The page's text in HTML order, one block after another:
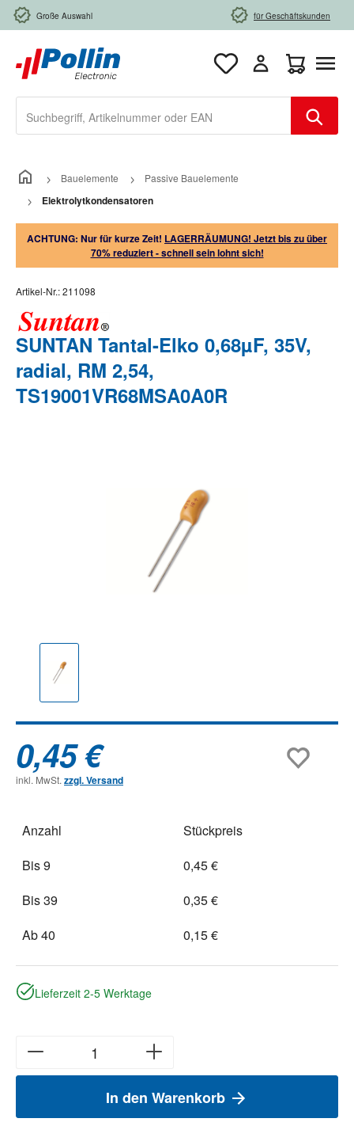
Zum Hauptinhalt springen
Große Auswahl für Geschäftskunden
Bauelemente Passive Bauelemente
Elektrolytkondensatoren
ACHTUNG: Nur für kurze Zeit! LAGERRÄUMUNG! Jetzt bis zu über
70% reduziert - schnell sein lohnt sich!
Artikel-Nr.:211098
SUNTAN Tantal-Elko 0,68µF, 35V,
radial, RM 2,54,
TS19001VR68MSA0A0R
0,45 €
inkl. MwSt. zzgl. Versand
Anzahl
Stückpreis
Bis9
0,45 €
Bis39
0,35 €
Ab40 0,15 €
Lieferzeit 2-5 Werktage
In den Warenkorb